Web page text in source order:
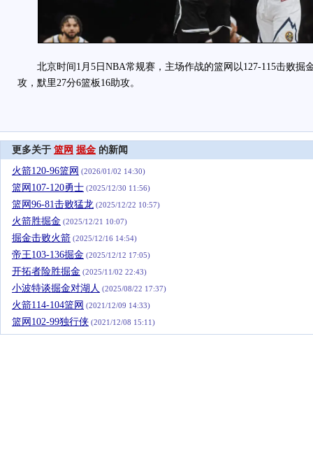
北京时间1月5日NBA常规赛，主场作战的篮网以127-115击败掘
攻，默里27分6篮板16助攻。
更多关于 篮网 掘金 的新闻
火箭120-96篮网 (2026/01/02 14:30)
篮网107-120勇士 (2025/12/30 11:56)
篮网96-81击败猛龙 (2025/12/22 10:57)
火箭胜掘金 (2025/12/21 10:07)
掘金击败火箭 (2025/12/16 14:54)
帝王103-136掘金 (2025/12/12 17:05)
开拓者险胜掘金 (2025/11/02 22:43)
小波特谈掘金对湖人 (2025/08/22 17:37)
火箭114-104篮网 (2021/12/09 14:33)
篮网102-99独行侠 (2021/12/08 15:11)